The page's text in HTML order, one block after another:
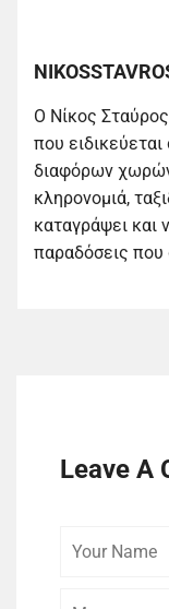
Ο Νίκος
που
διαφόρων
κληρονομιά,
καταγράψει και
παραδόσεις
Leave A